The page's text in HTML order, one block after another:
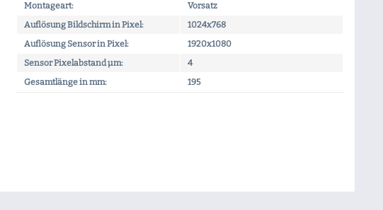
Montageart:
Vorsatz
Auflösung Bildschirm in Pixel:
1024x768
Auflösung Sensor in Pixel:
1920x1080
Sensor Pixelabstand µm:
4
Gesamtlänge in mm:
195